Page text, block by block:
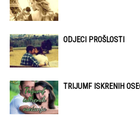
ODJECI PROŠLOSTI
TRIJUMF ISKRENIH